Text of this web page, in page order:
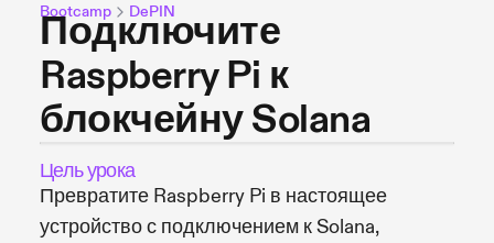
Bootcamp DePIN
Подключите
Raspberry Pi к
блокчейну Solana
Цель урока
Превратите Raspberry Pi в настоящее
устройство с подключением к Solana,